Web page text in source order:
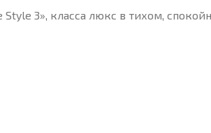
3», класса люкс в тихом,